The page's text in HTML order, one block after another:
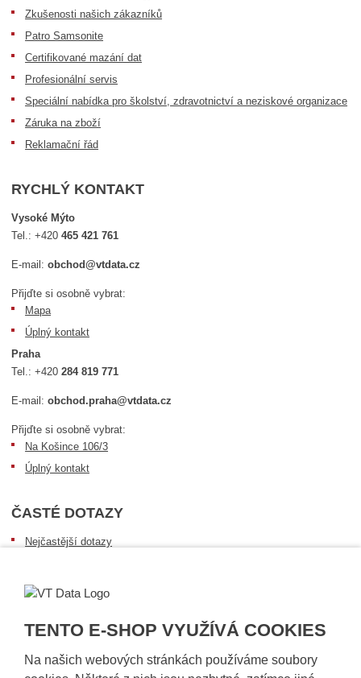
TENTO E-SHOP VYUŽÍVÁ COOKIES
Na našich webových stránkách používáme soubory
Zkušenosti našich zákazníků
Patro Samsonite
Certifikované mazání dat
Profesionální servis
Speciální nabídka pro školství, zdravotnictví a neziskové organizace
Záruka na zboží
Reklamační řád
RYCHLÝ KONTAKT
Vysoké Mýto
Tel.:+420465 421 761
E-mail:obchod@vtdata.cz
Přijďte si osobně vybrat:
Mapa
Úplný kontakt
Praha
Tel.:+420284 819 771
E-mail:obchod.praha@vtdata.cz
Přijďte si osobně vybrat:
Na Košince 106/3
Úplný kontakt
ČASTÉ DOTAZY
Nejčastější dotazy
Sledování zásilek
Informace k dostupnosti zboží